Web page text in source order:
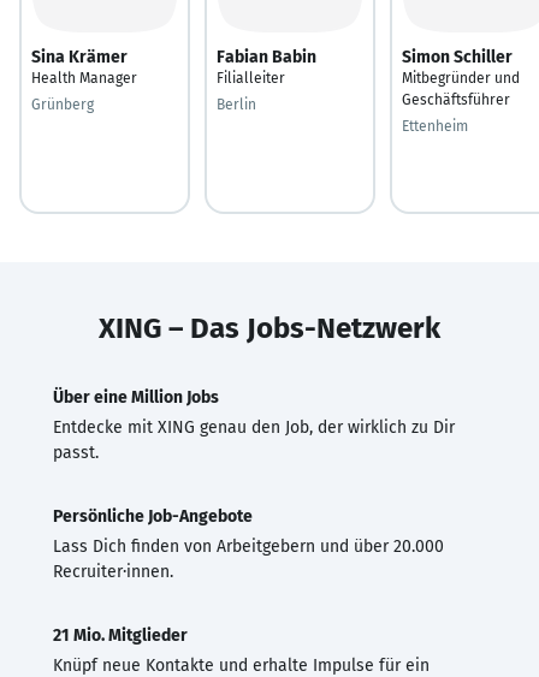
Sina Krämer
Health Manager
Grünberg
Fabian Babin
Filialleiter
Berlin
Simon Schiller
Mitbegründer und
Geschäftsführer
Ettenheim
XING – Das Jobs-Netzwerk
Über eine Million Jobs
Entdecke mit XING genau den Job, der wirklich zu Dir
passt.
Persönliche Job-Angebote
Lass Dich finden von Arbeitgebern und über 20.000
Recruiter·innen.
21 Mio. Mitglieder
Knüpf neue Kontakte und erhalte Impulse für ein